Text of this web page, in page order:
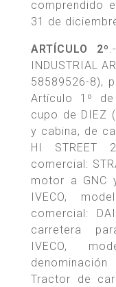
comprendido
31 de
ARTÍCULO 2º
INDUSTRIAL
58589526-8),
Artículo 1º
cupo de DIEZ
y cabina, de
HI STREET
comercial:
motor a GNC
IVECO,
comercial:
carretera
IVECO,
denominación
Tractor de